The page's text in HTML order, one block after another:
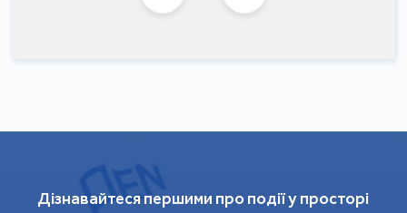
Дізнавайтеся першими про події у просторі